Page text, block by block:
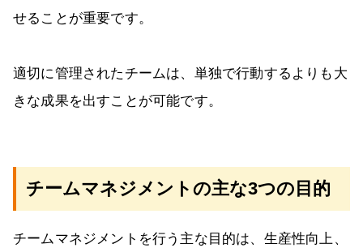
せることが重要です。
適切に管理されたチームは、単独で行動するよりも大
きな成果を出すことが可能です。
チームマネジメントの主な3つの目的
チームマネジメントを行う主な目的は、生産性向上、